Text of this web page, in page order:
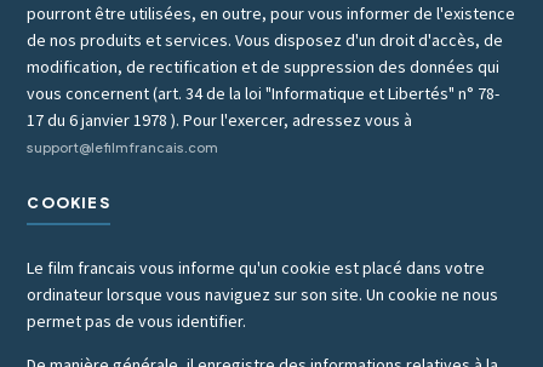
pourront être utilisées, en outre, pour vous informer de l'existence
de nos produits et services. Vous disposez d'un droit d'accès, de
modification, de rectification et de suppression des données qui
vous concernent (art. 34 de la loi "Informatique et Libertés" n° 78-
17 du 6 janvier 1978 ). Pour l'exercer, adressez vous à
support@lefilmfrancais.com
COOKIES
Le film francais vous informe qu'un cookie est placé dans votre
ordinateur lorsque vous naviguez sur son site. Un cookie ne nous
permet pas de vous identifier.